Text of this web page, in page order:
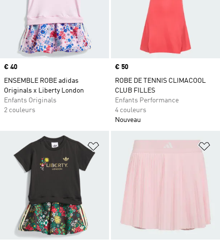
Prix
€ 40
ENSEMBLE ROBE adidas
Originals x Liberty London
Enfants Originals
2 couleurs
Prix
€ 50
ROBE DE TENNIS CLIMACOOL
CLUB FILLES
Enfants Performance
4 couleurs
Nouveau
Ajouter à la Liste de produits